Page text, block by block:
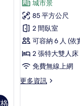
庭
套
房,
2
間
臥
室
評
論)
城市景
85 平方公尺
2 間臥室
可容納 6 人 (依
2 張特大雙人床
免費無線上網
更多資訊
更